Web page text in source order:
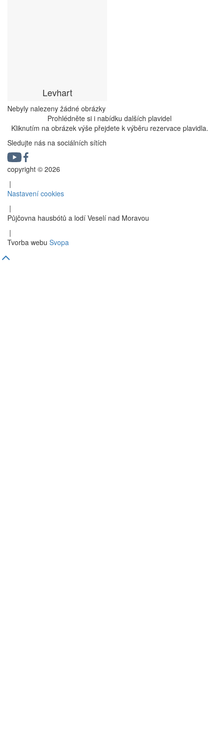
Levhart
Nebyly nalezeny žádné obrázky
Prohlédněte si i nabídku dalších plavidel
Kliknutím na obrázek výše přejdete k výběru rezervace plavidla.
Sledujte nás na sociálních sítích
copyright © 2026
|
Nastavení cookies
|
Půjčovna hausbótů a lodí Veselí nad Moravou
|
Tvorba webu Svopa